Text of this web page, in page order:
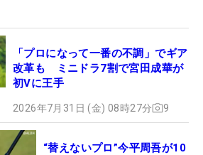
「プロになって一番の不調」でギア
改革も ミニドラ7割で宮田成華が
初Vに王手
2026年7月31日 (金) 08時27分 9
“替えないプロ”今平周吾が10